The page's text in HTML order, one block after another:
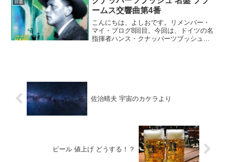
校生に掛けてサイモ...
音楽
ームス交響曲第4番
こんにちは、よしおです。リメンバー・
マイ・ブログ8回目。今回は、ドイツの名
指揮者ハンス・クナッパーツブッシュ
佐治晴夫 宇宙のカケラより
ビール 値上げ どうする！？